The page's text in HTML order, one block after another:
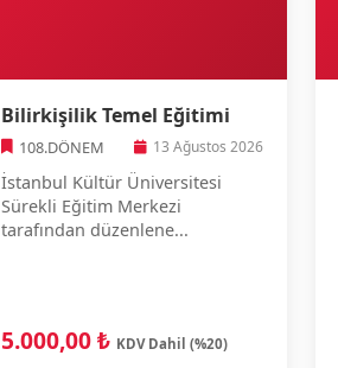
Bilirkişilik Temel Eğitimi
108.DÖNEM 13 Ağustos 2026
İstanbul Kültür Üniversitesi
Sürekli Eğitim Merkezi
tarafından düzenlene...
5.000,00 ₺ KDV Dahil (%20)